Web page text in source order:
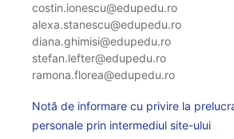
costin.ionescu@edupedu.ro
alexa.stanescu@edupedu.ro
diana.ghimisi@edupedu.ro
stefan.lefter@edupedu.ro
ramona.florea@edupedu.ro
Notă de informare cu privire la
personale prin intermediul site-ului